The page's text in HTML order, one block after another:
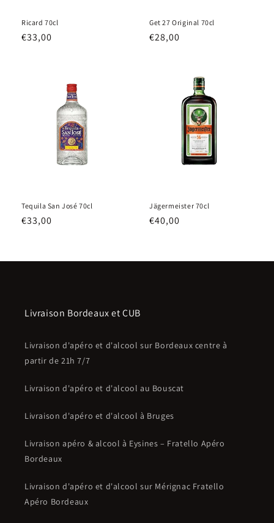
Ricard 70cl
Prix
€33,00
Get 27 Original 70cl
Prix
€28,00
Tequila San José 70cl
Prix
€33,00
Jägermeister 70cl
Prix
€40,00
Livraison Bordeaux et CUB
Livraison d'apéro et d'alcool sur Bordeaux centre à
partir de 21h 7/7
Livraison d'apéro et d'alcool au Bouscat
Livraison d'apéro et d'alcool à Bruges
Livraison apéro & alcool à Eysines – Fratello Apéro
Bordeaux
Livraison d'apéro et d'alcool sur Mérignac Fratello
Apéro Bordeaux